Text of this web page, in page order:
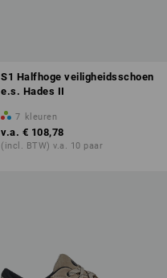
S1 Halfhoge veiligheidsschoen
e.s. Hades II
7 kleuren
v.a. € 108,78
(incl. BTW) v.a. 10 paar